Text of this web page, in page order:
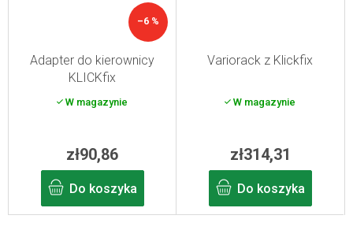
–6 %
Adapter do kierownicy
KLICKfix
W magazynie
zł90,86
Do koszyka
Variorack z Klickfix
W magazynie
zł314,31
Do koszyka